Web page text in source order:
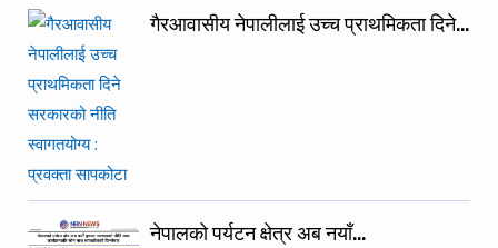
गैरआवासीय नेपालीलाई उच्च प्राथमिकता दिने…
नेपालको पर्यटन क्षेत्र अब नयाँ…